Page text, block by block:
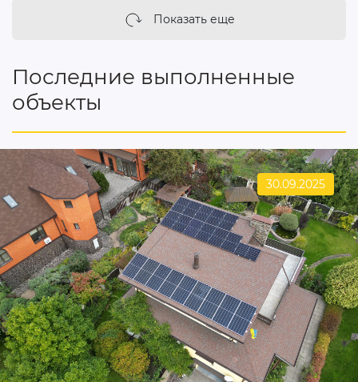
Показать еще
Последние выполненные
объекты
30.09.2025